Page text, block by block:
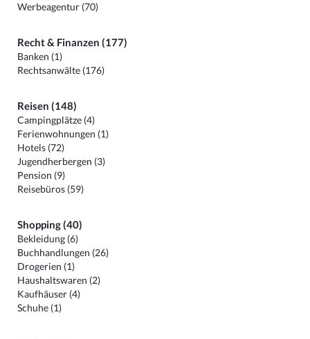
Werbeagentur (70)
Recht & Finanzen (177)
Banken (1)
Rechtsanwälte (176)
Reisen (148)
Campingplätze (4)
Ferienwohnungen (1)
Hotels (72)
Jugendherbergen (3)
Pension (9)
Reisebüros (59)
Shopping (40)
Bekleidung (6)
Buchhandlungen (26)
Drogerien (1)
Haushaltswaren (2)
Kaufhäuser (4)
Schuhe (1)